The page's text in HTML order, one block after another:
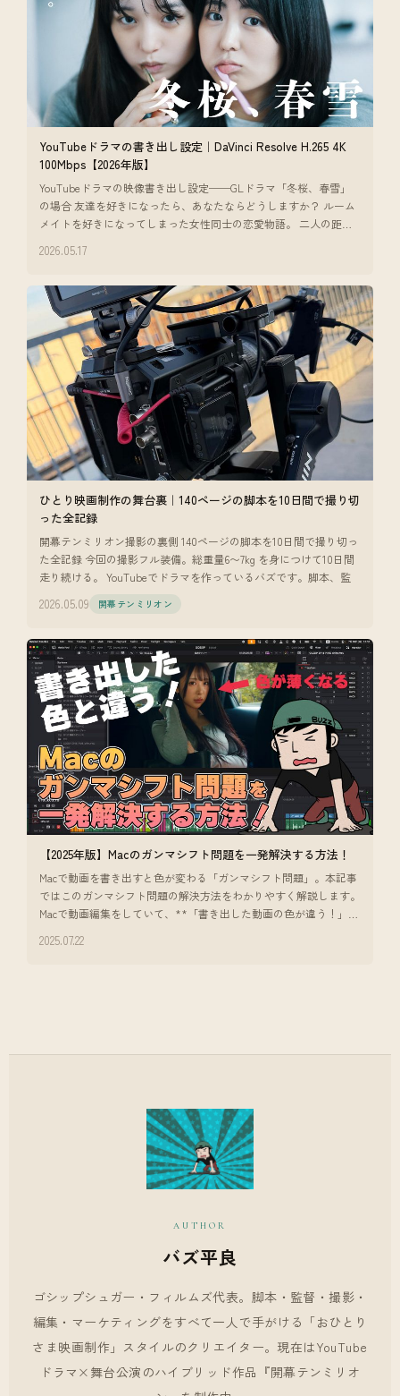
YouTubeドラマの書き出し設定｜DaVinci Resolve H.265 4K
100Mbps【2026年版】
YouTubeドラマの映像書き出し設定──GLドラマ「冬桜、春雪」
の場合 友達を好きになったら、あなたならどうしますか？ ルーム
メイトを好きになってしまった女性同士の恋愛物語。 二人の距離
2026.05.17
ひとり映画制作の舞台裏｜140ページの脚本を10日間で撮り切
った全記録
開幕テンミリオン撮影の裏側 140ページの脚本を10日間で撮り切っ
た全記録 今回の撮影フル装備。総重量6〜7kg を身につけて10日間
走り続ける。 YouTubeでドラマを作っているバズです。脚本、監
2026.05.09 開幕テンミリオン
【2025年版】Macのガンマシフト問題を一発解決する方法！
Macで動画を書き出すと色が変わる「ガンマシフト問題」。本記事
ではこのガンマシフト問題の解決方法をわかりやすく解説します。
Macで動画編集をしていて、**「書き出した動画の色が違う！」**
2025.07.22
AUTHOR
バズ平良
ゴシップシュガー・フィルムズ代表。脚本・監督・撮影・
編集・マーケティングをすべて一人で手がける「おひとり
さま映画制作」スタイルのクリエイター。現在はYouTube
ドラマ×舞台公演のハイブリッド作品『開幕テンミリオ